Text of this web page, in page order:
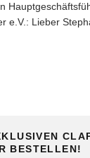
e.V.: Lieber
BESTELLEN!